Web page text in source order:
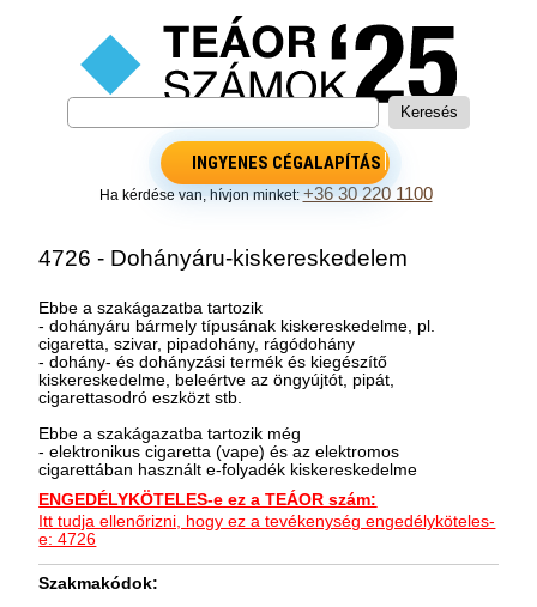
INGYENES CÉGALAPÍTÁS
Ha kérdése van, hívjon minket:+36 30 220 1100
4726 - Dohányáru-kiskereskedelem
Ebbe a szakágazatba tartozik
- dohányáru bármely típusának kiskereskedelme, pl.
cigaretta, szivar, pipadohány, rágódohány
- dohány- és dohányzási termék és kiegészítő
kiskereskedelme, beleértve az öngyújtót, pipát,
cigarettasodró eszközt stb.
Ebbe a szakágazatba tartozik még
- elektronikus cigaretta (vape) és az elektromos
cigarettában használt e-folyadék kiskereskedelme
ENGEDÉLYKÖTELES-e ez a TEÁOR szám:
Itt tudja ellenőrizni, hogy ez a tevékenység engedélyköteles-
e: 4726
Szakmakódok: